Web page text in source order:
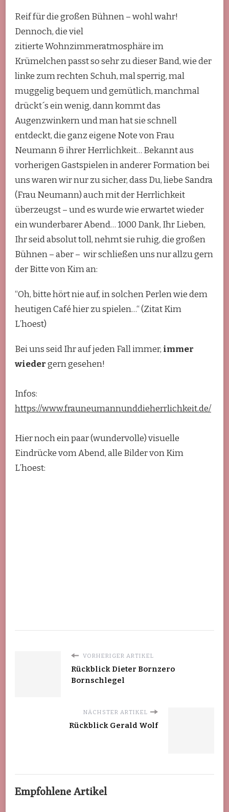
Reif für die großen Bühnen – wohl wahr!
Dennoch, die viel
zitierte Wohnzimmeratmosphäre im
Krümelchen passt so sehr zu dieser Band, wie der
linke zum rechten Schuh, mal sperrig, mal
muggelig bequem und gemütlich, manchmal
drückt´s ein wenig, dann kommt das
Augenzwinkern und man hat sie schnell
entdeckt, die ganz eigene Note von Frau
Neumann & ihrer Herrlichkeit… Bekannt aus
vorherigen Gastspielen in anderer Formation bei
uns waren wir nur zu sicher, dass Du, liebe Sandra
(Frau Neumann) auch mit der Herrlichkeit
überzeugst – und es wurde wie erwartet wieder
ein wunderbarer Abend… 1000 Dank, Ihr Lieben,
Ihr seid absolut toll, nehmt sie ruhig, die großen
Bühnen – aber – wir schließen uns nur allzu gern
der Bitte von Kim an:
“Oh, bitte hört nie auf, in solchen Perlen wie dem
heutigen Café hier zu spielen…“ (Zitat Kim
L’hoest)
Bei uns seid Ihr auf jeden Fall immer, immer
wiedergern gesehen!
Infos:
https://www.frauneumannunddieherrlichkeit.de/
Hier noch ein paar (wundervolle) visuelle
Eindrücke vom Abend, alle Bilder von Kim
L’hoest:
VORHERIGER ARTIKEL
Rückblick Dieter Bornzero
Bornschlegel
NÄCHSTER ARTIKEL
Rückblick Gerald Wolf
Empfohlene Artikel